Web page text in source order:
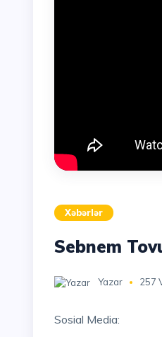
Xəbərlər
Sebnem
Yazar 257
Sosial Media: